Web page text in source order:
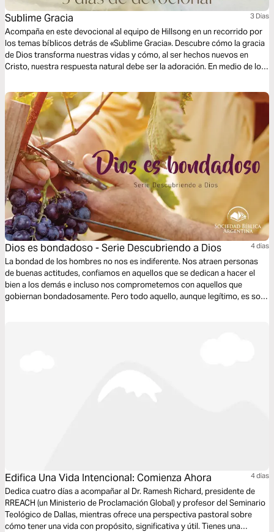
Sublime Gracia 3 Dias
Acompaña en este devocional al equipo de Hillsong en un recorrido por
los temas bíblicos detrás de «Sublime Gracia». Descubre cómo la gracia
de Dios transforma nuestras vidas y cómo, al ser hechos nuevos en
Cristo, nuestra respuesta natural debe ser la adoración. En medio de los
como el Buen Pastor. Cada día, déjate inspirar para recibir Su amor,
confiar en Su dirección y vivir en la gracia que nos restaura.
Dios es bondadoso - Serie Descubriendo a Dios 4 dias
La bondad de los hombres no nos es indiferente. Nos atraen personas
de buenas actitudes, confiamos en aquellos que se dedican a hacer el
bien a los demás e incluso nos comprometemos con aquellos que
gobiernan bondadosamente. Pero todo aquello, aunque legítimo, es solo
Edifica Una Vida Intencional: Comienza Ahora 4 dias
Dedica cuatro días a acompañar al Dr. Ramesh Richard, presidente de
RREACH (un Ministerio de Proclamación Global) y profesor del Seminario
Teológico de Dallas, mientras ofrece una perspectiva pastoral sobre
cómo tener una vida con propósito, significativa y útil. Tienes una